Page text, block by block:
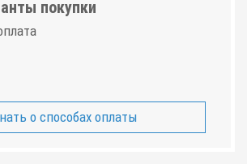
покупки
о способах оплаты